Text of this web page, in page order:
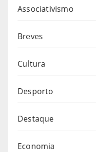
Associativismo
Breves
Cultura
Desporto
Destaque
Economia